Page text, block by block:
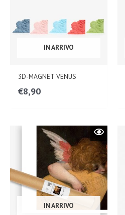
IN ARRIVO
3D-MAGNET VENUS
€8,90
IN ARRIVO